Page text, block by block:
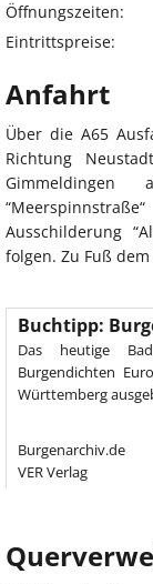
Öffnungszeiten:
Eintrittspreise:
Anfahrt
Über die A65
Richtung
Ausschilderung
folgen. Zu Fuß
Buchtipp:
Das heutige
Burgendichten
Württemberg
Burgenarchiv.de
VER Verlag